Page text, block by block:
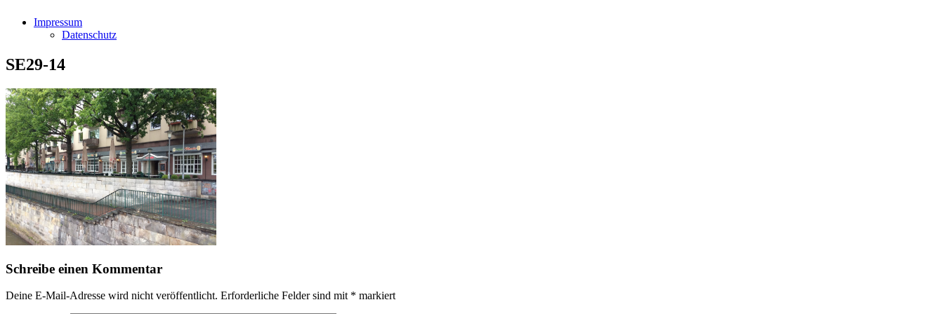
Impressum
Datenschutz
SE29-14
Schreibe einen Kommentar
Deine E-Mail-Adresse wird nicht veröffentlicht. Erforderliche Felder sind mit * markiert